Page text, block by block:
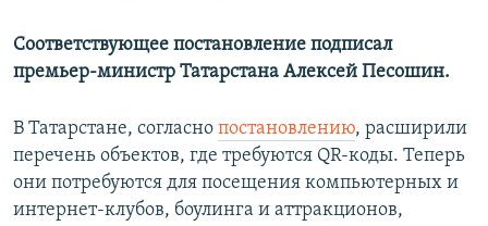
Соответствующее постановление подписал
премьер-министр Татарстана Алексей Песошин.
В Татарстане, согласно постановлению, расширили
перечень объектов, где требуются QR-коды. Теперь
они потребуются для посещения компьютерных и
интернет-клубов, боулинга и аттракционов,